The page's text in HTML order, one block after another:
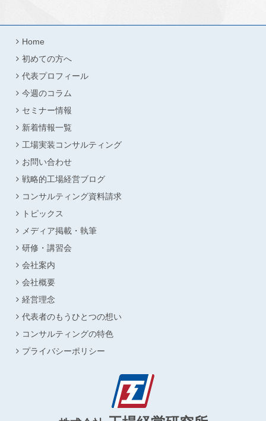
Home
初めての方へ
代表プロフィール
今週のコラム
セミナー情報
新着情報一覧
工場実装コンサルティング
お問い合わせ
戦略的工場経営ブログ
コンサルティング資料請求
トピックス
メディア掲載・執筆
研修・講習会
会社案内
会社概要
経営理念
代表者のもうひとつの想い
コンサルティングの特色
プライバシーポリシー